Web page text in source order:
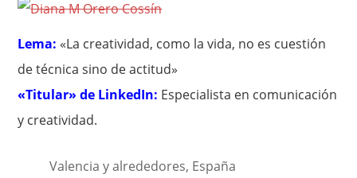
Lema: «La creatividad, como la vida, no es cuestión
de técnica sino de actitud»
«Titular» de LinkedIn: Especialista en comunicación
y creatividad.
Valencia y alrededores, España